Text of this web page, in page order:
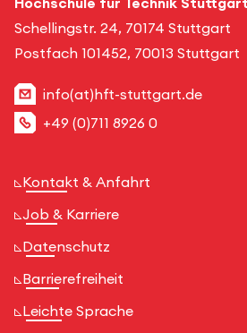
Schellingstr. 24, 70174 Stuttgart
Postfach 101452, 70013 Stuttgart
info(at)hft-stuttgart.de
+49 (0)711 8926 0
Kontakt & Anfahrt
Job & Karriere
Datenschutz
Barrierefreiheit
Leichte Sprache